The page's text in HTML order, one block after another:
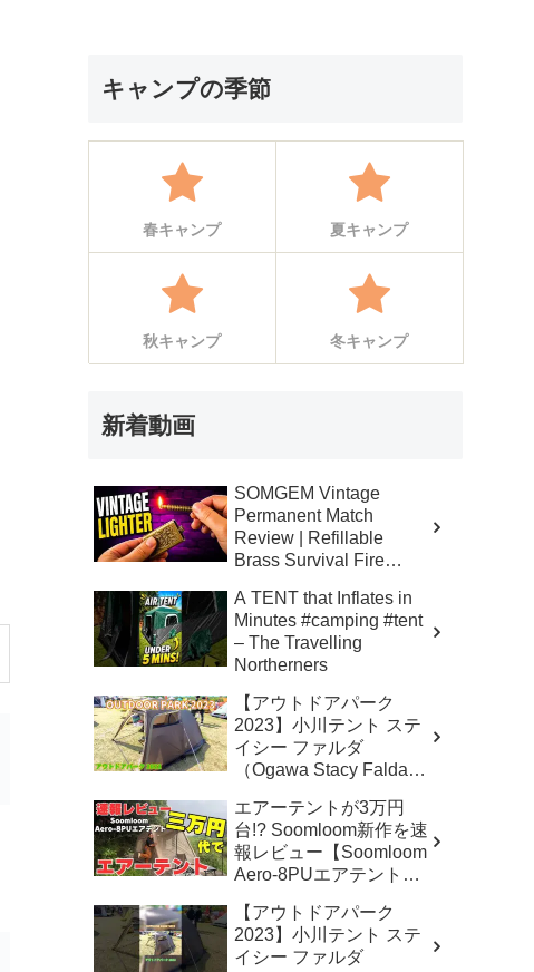
キャンプの季節
春キャンプ 夏キャンプ
秋キャンプ 冬キャンプ
新着動画
SOMGEM Vintage
Permanent Match
Review | Refillable
Brass Survival Fire
Honest Reviews
A TENT that Inflates in
Minutes #camping #tent
– The Travelling
Northerners
【アウトドアパーク
2023】小川テント ステ
イシー ファルダ
（Ogawa Stacy Falda）
akoakoa
エアーテントが3万円
台!? Soomloom新作を速
報レビュー【Soomloom
Aero-8PUエアテント】
ロキャンプで焚き火とラ
ンタン】
【アウトドアパーク
2023】小川テント ステ
イシー ファルダ